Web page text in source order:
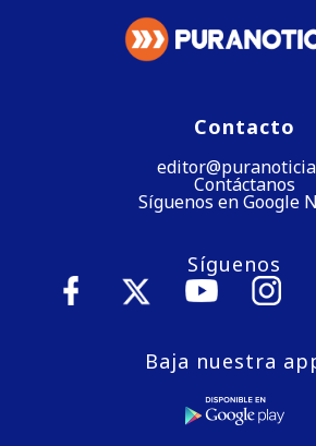
Contacto
Contáctanos
Síguenos en Google
Síguenos
Baja nuestra